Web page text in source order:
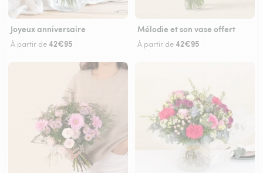
Joyeux anniversaire
À partir de42€95
Mélodie et son vase offert
À partir de42€95